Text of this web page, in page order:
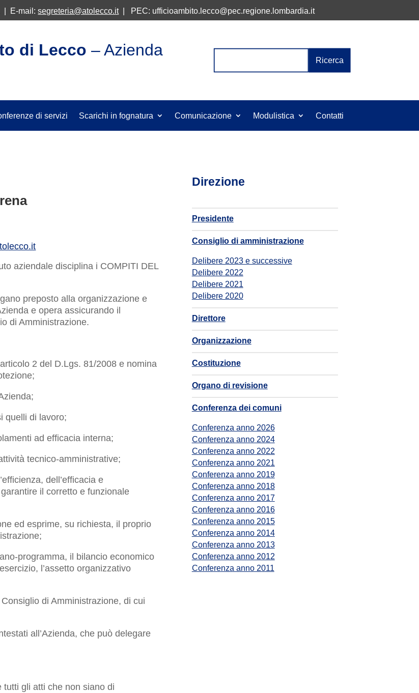
| E-mail: segreteria@atolecco.it| PEC: ufficioambito.lecco@pec.regione.lombardia.it
di Lecco – Azienda
di servizi Scarichi in fognatura Comunicazione Modulistica Contatti
aziendale disciplina i COMPITI DEL
preposto alla organizzazione e
e opera assicurando il
di Amministrazione.
2 del D.Lgs. 81/2008 e nomina
quelli di lavoro;
ad efficacia interna;
tecnico-amministrative;
dell’efficacia e
il corretto e funzionale
ed esprime, su richiesta, il proprio
programma, il bilancio economico
l’assetto organizzativo
di Amministrazione, di cui
all’Azienda, che può delegare
tutti gli atti che non siano di
Direzione
Presidente
Consiglio di amministrazione
Delibere 2023 e successive
Delibere 2022
Delibere 2021
Delibere 2020
Direttore
Organizzazione
Costituzione
Organo di revisione
Conferenza dei comuni
Conferenza anno 2026
Conferenza anno 2024
Conferenza anno 2022
Conferenza anno 2021
Conferenza anno 2019
Conferenza anno 2018
Conferenza anno 2017
Conferenza anno 2016
Conferenza anno 2015
Conferenza anno 2014
Conferenza anno 2013
Conferenza anno 2012
Conferenza anno 2011